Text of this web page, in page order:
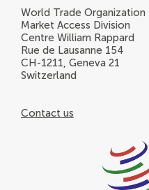
World Trade Organization
Market Access Division
Centre William Rappard
Rue de Lausanne 154
CH-1211, Geneva 21
Switzerland
Contact us